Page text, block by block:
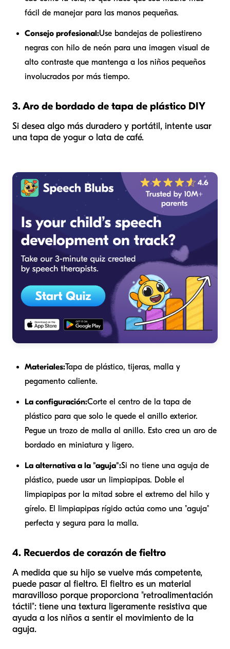
fácil de manejar para las manos pequeñas.
Consejo profesional:Use bandejas de poliestireno
negras con hilo de neón para una imagen visual de
alto contraste que mantenga a los niños pequeños
involucrados por más tiempo.
3. Aro de bordado de tapa de plástico DIY
Si desea algo más duradero y portátil, intente usar
una tapa de yogur o lata de café.
Materiales:Tapa de plástico, tijeras, malla y
pegamento caliente.
La configuración:Corte el centro de la tapa de
plástico para que solo le quede el anillo exterior.
Pegue un trozo de malla al anillo. Esto crea un aro de
bordado en miniatura y ligero.
La alternativa a la "aguja":Si no tiene una aguja de
plástico, puede usar un limpiapipas. Doble el
limpiapipas por la mitad sobre el extremo del hilo y
gírelo. El limpiapipas rígido actúa como una "aguja"
perfecta y segura para la malla.
4. Recuerdos de corazón de fieltro
A medida que su hijo se vuelve más competente,
puede pasar al fieltro. El fieltro es un material
maravilloso porque proporciona "retroalimentación
táctil": tiene una textura ligeramente resistiva que
ayuda a los niños a sentir el movimiento de la
aguja.